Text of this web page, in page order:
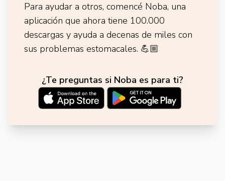
Para ayudar a otros, comencé Noba, una
aplicación que ahora tiene 100.000
descargas y ayuda a decenas de miles con
sus problemas estomacales. 💪🏼
¿Te preguntas si Noba es para ti?